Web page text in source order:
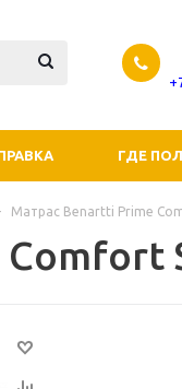
ГДЕ
Матрас Benartti Prime